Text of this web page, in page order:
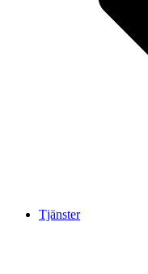
Tjänster